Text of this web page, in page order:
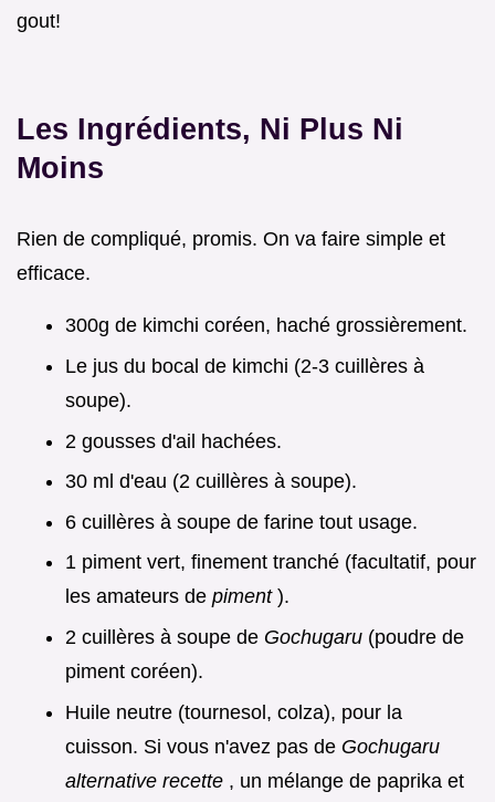
gout!
Les Ingrédients, Ni Plus Ni
Moins
Rien de compliqué, promis. On va faire simple et
efficace.
300g de kimchi coréen, haché grossièrement.
Le jus du bocal de kimchi (2-3 cuillères à
soupe).
2 gousses d'ail hachées.
30 ml d'eau (2 cuillères à soupe).
6 cuillères à soupe de farine tout usage.
1 piment vert, finement tranché (facultatif, pour
les amateurs de piment ).
2 cuillères à soupe de Gochugaru (poudre de
piment coréen).
Huile neutre (tournesol, colza), pour la
cuisson. Si vous n'avez pas de Gochugaru
alternative recette , un mélange de paprika et